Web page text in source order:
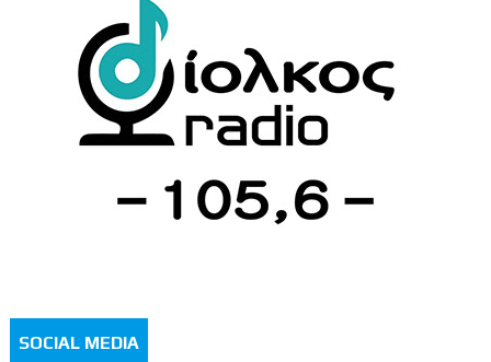
SOCIAL MEDIA